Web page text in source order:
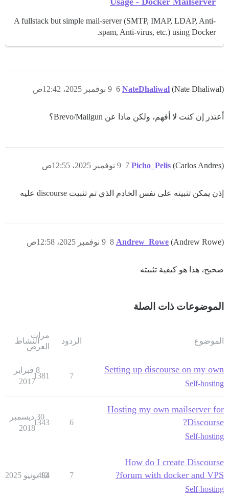
A fullstack but simple mail-server (SMTP, IMAP, LDAP, Anti-
spam, Anti-virus, etc.) using Docker.
NateDhaliwal (Nate Dhaliwal) 9 نوفمبر 2025، 12:42ص 6
أعتذر إن كنت لا أفهم، ولكن ماذا عن Brevo/Mailgun؟
Picho_Pelis (Carlos Andres) 9 نوفمبر 2025، 12:55ص 7
إذن يمكن تثبيته على نفس الخادم الذي تم تثبيت discourse عليه
Andrew_Rowe (Andrew Rowe) 9 نوفمبر 2025، 12:58ص 8
صحيح، هذا هو كيفية تثبيته
الموضوعات ذات الصلة
الموضوع الردود
مرات
العرض
النشاط
Setting up discourse on my own
Self-hosting
7
1381
8 فبراير
2017
Hosting my own mailserver for
Discourse?
Self-hosting
6
1343
30 ديسمبر
2018
How do I create Discourse
forum with docker and VPS?
Self-hosting
7
494
12 يونيو 2025